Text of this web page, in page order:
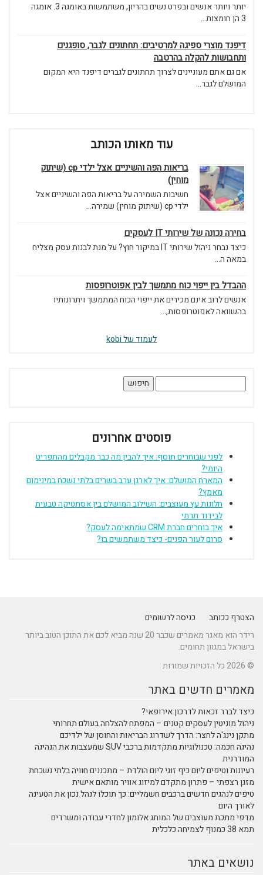
יותר ויותר אנשים ובפרט נשים בהריון, משתמשות באומגה 3. אומגה
3 הן חומצות...
דיפנד מוצרי ספיגה למרטיבים: תחתונים לגבר, סופגנים
ותחבושות להקלה בהרטבה
אם גם אתם מעוניינים לצרוך תחתונים לגברים דיפנד היא המקום
המושלם לגבר...
עוד מאותו הכותב
בריאות הפה והשיניים אצל ילדי cp (שיתוק
מוחין)
חשיבות השמירה על בריאות הפה והשיניים אצל
ילדי cp (שיתוק מוחין) שמירה...
בחירה נכונה של שירותי IT לעסקים
כיצד נבחר ניהול שירותי IT במיקור חוץ? על מנת לבנות עסק מצליח
במאה ה...
ההבדל בין ייפוי כוח מתמשך לבין אפוטרופסות
אנשים לרוב אינם מכירים את ייפוי הכוח המתמשך ויתרונותיו
בהשוואה לאפוטרופסות,...
לעמוד של kobi
פוסטים אחרונים
לפני שבוחרים תוסף: איך להבין מה כבר מקבלים מהתפריט
היומי?
המארח המושלם: איך לארגן ערב בשרים בלתי נשכח במינימום
מאמץ?
חלונות עץ מעוצבים: השילוב המושלם בין אסתטיקה טבעית
לבידוד תרמי
איך בוחרים חברת CRM שמתאימה לעסק?
סרום לעור הפנים- כיצד משתמשים בו?
הצטרף ככותב
כניסה לרשומים
רידר הוא מאגר מאמרים שכבר 20 שנה מביא לכם את התוכן הטוב ביותר
בישראל במגוון תחומים.
© 2026 כל הזכויות שמורות
מאמרים חדשים באתר
כיצד לברר זכאות לדרכון אירופאי?
ניהול מוניטין לעסקים קטנים – המפתח להצלחה בעולם תחרותי
מתקן נינג'ה לחצר: הדרך לשדרוג הבריאות והחוסן של ילדיכם
נהיגה חכמה: טכנולוגיות מתקדמות ברכבי SUV שמעצבות את הנהיגה
המודרנית
רעיונות וטיפים ליום כיף זוגי ליום הולדת – מתכננים חוויה בלתי נשכחת
מזגן רצפתי – פתרון מתקדם למיזוג אוויר מותאם אישית
טיפים לנהגים חדשים ברכבים חשמליים: כך תוכלו לנהל נכון את הטעינה
לאורך היום
מדפי מתכת מעוצבים של המותג אלומון לחדרי עבודה ומשרדים
תמא 38 כמנוף לצמיחה כלכלית
נושאים באתר